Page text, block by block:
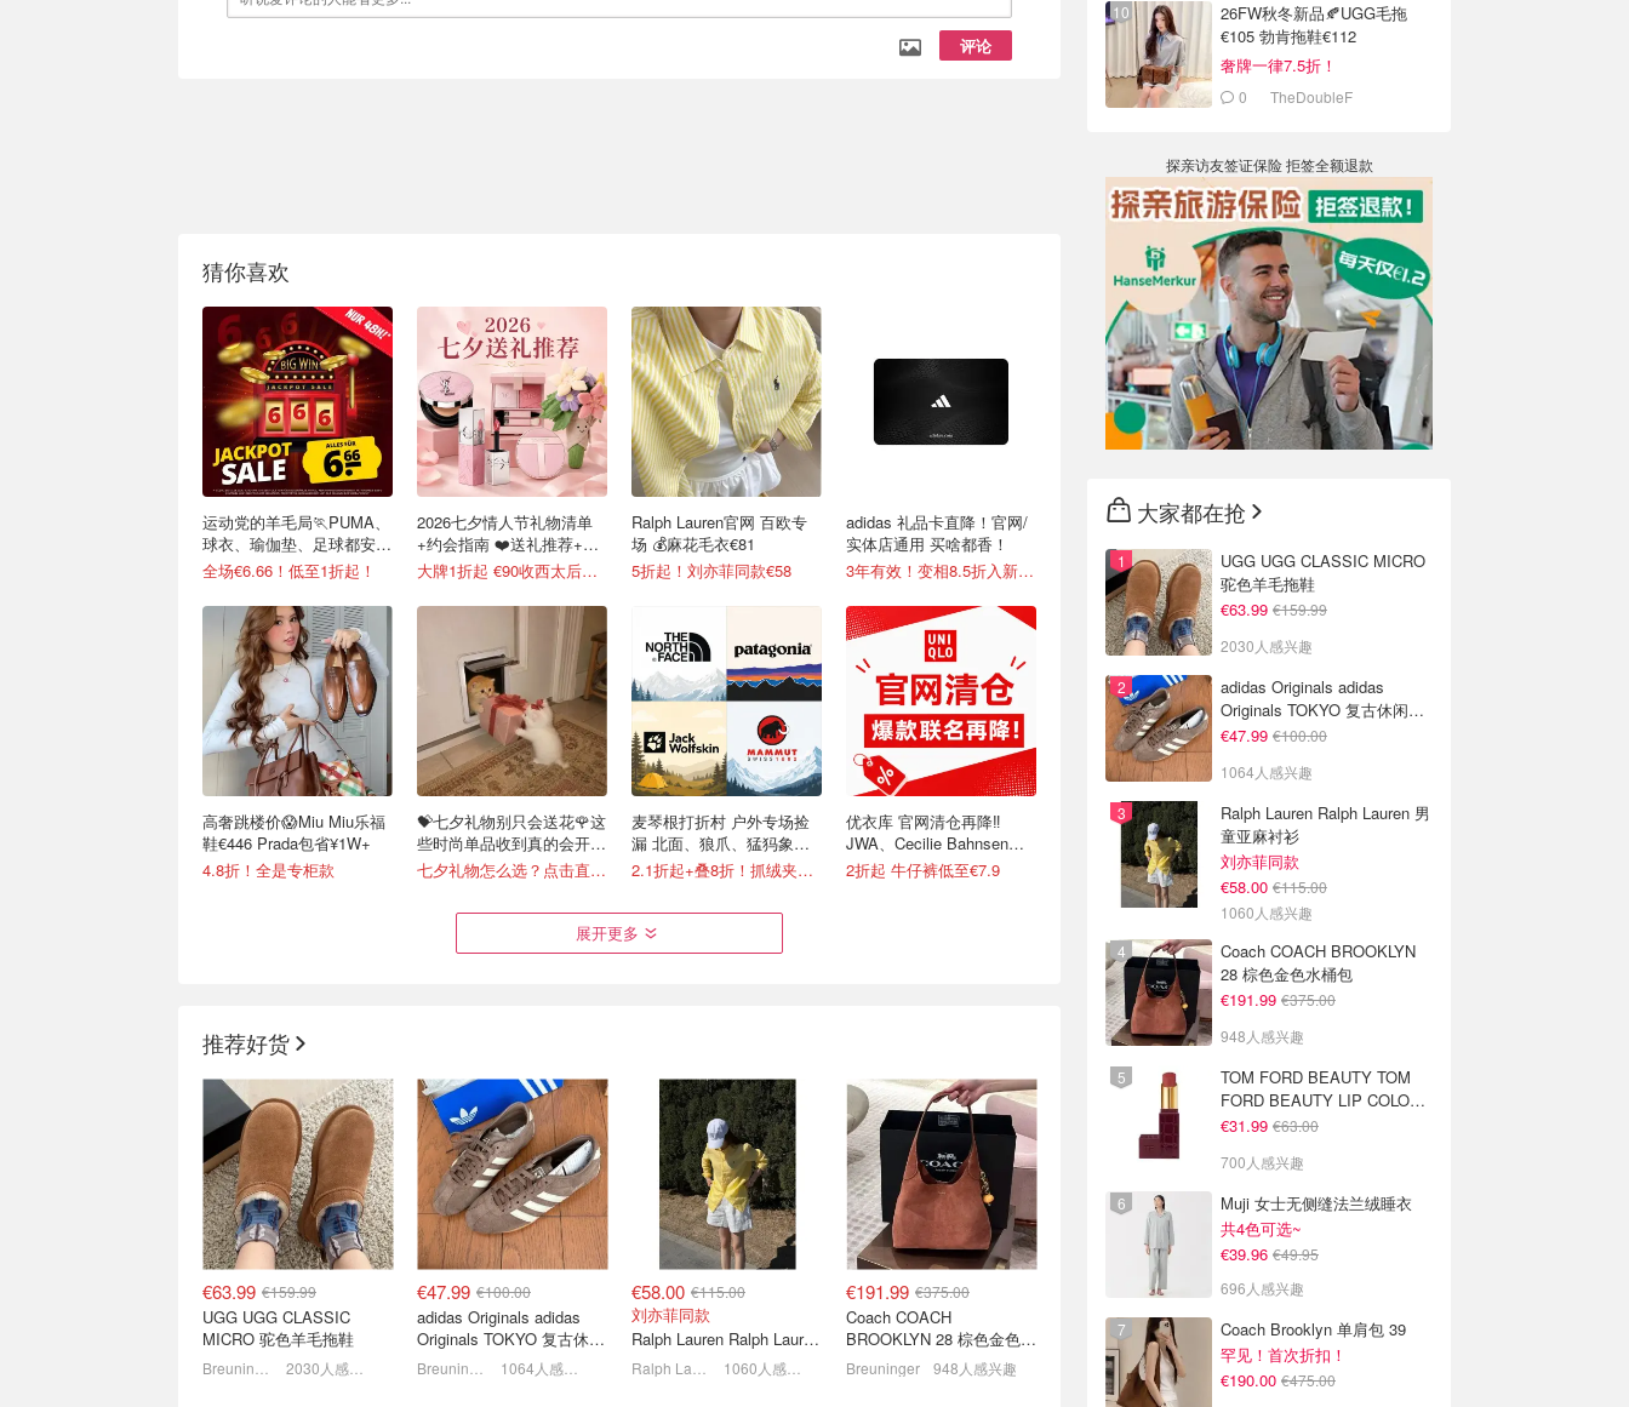
评论
猜你喜欢
运动党的羊毛局🏃PUMA、
球衣、瑜伽垫、足球都安排
了！
全场€6.66！低至1折起！
高奢跳楼价😱Miu Miu乐福
鞋€446 Prada包省¥1W+
4.8折！全是专柜款
2026七夕情人节礼物清单
+约会指南 ❤️送礼推荐+折
扣汇总
大牌1折起 €90收西太后土星耳钉
💝七夕礼物别只会送花🌹这
些时尚单品收到真的会开
心！
七夕礼物怎么选？点击直接抄作业
Ralph Lauren官网 百欧专
场 💰麻花毛衣€81
5折起！刘亦菲同款€58
麦琴根打折村 户外专场捡
漏 北面、狼爪、猛犸象、
巴塔等
2.1折起+叠8折！抓绒夹克€28
adidas 礼品卡直降！官网/
实体店通用 买啥都香！
3年有效！变相8.5折入新衣！
优衣库 官网清仓再降‼️
JWA、Cecilie Bahnsen、
米菲兔等联名
2折起 牛仔裤低至€7.9
拉夫劳伦 最终轮降价 5折
起🔥热门单品捡漏合集
黄金码捡漏！小马标棒球帽€28
爆款预定❗️优衣库 巴恩风外
套升级 零头拿下Barbour同
款复古腔
低至€19.9起，开始期待秋天
MUJI 无印良品官网精选🔥
家居服睡衣套装仅€35 多色
可选
独家8折！畅销区任选
lululemon 今日必买这3件
👀运动水杯€24
展开更多
推荐好货
€63.99 €159.99
UGG UGG CLASSIC
MICRO 驼色羊毛拖鞋
2030人感兴趣
€47.99 €100.00
adidas Originals adidas
Originals TOKYO 复古休闲
鞋 深棕色
1064人感兴趣
€58.00 €115.00
刘亦菲同款
Ralph Lauren Ralph Lauren 男童亚麻衬衫
1060人感兴趣
€191.99 €375.00
Coach COACH
BROOKLYN 28 棕色金色水
桶包
Breuninger 948人感兴趣
26FW秋冬新品🍂UGG毛拖
€105 勃肯拖鞋€112
奢牌一律7.5折！
0 TheDoubleF
探亲访友签证保险 拒签全额退款
大家都在抢
UGG UGG CLASSIC MICRO
驼色羊毛拖鞋
€63.99 €159.99
2030人感兴趣
adidas Originals adidas
Originals TOKYO 复古休闲鞋
深棕色
€47.99 €100.00
1064人感兴趣
Ralph Lauren Ralph Lauren 男
童亚麻衬衫
刘亦菲同款
€58.00 €115.00
1060人感兴趣
Coach COACH BROOKLYN
28 棕色金色水桶包
€191.99 €375.00
948人感兴趣
TOM FORD BEAUTY TOM
FORD BEAUTY LIP COLOR
SATIN MATTE 裸玫瑰口红
€31.99 €63.00
700人感兴趣
Muji 女士无侧缝法兰绒睡衣
共4色可选~
€39.96 €49.95
696人感兴趣
Coach Brooklyn 单肩包 39
罕见！首次折扣！
€190.00 €475.00